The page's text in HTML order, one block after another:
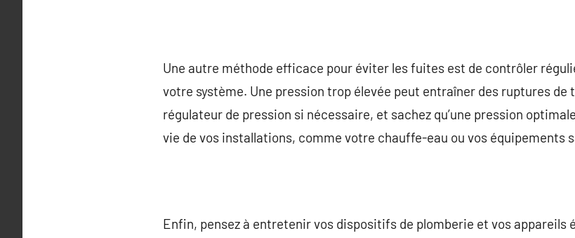
Une autre méthode efficace pour éviter les fuites est de contrôler
votre système. Une pression trop élevée peut entraîner des ruptures de
régulateur de pression si nécessaire, et sachez qu’une pression
vie de vos installations, comme votre chauffe-eau ou vos équipements
Enfin, pensez à entretenir vos dispositifs de plomberie et vos appareils